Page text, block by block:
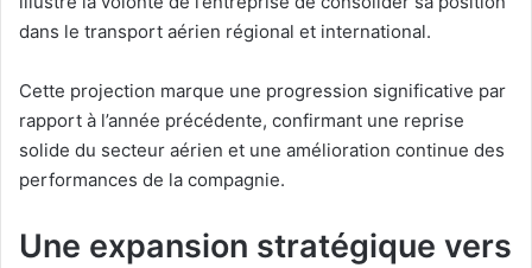
dans le transport aérien régional et international.
Cette projection marque une progression significative par
rapport à l’année précédente, confirmant une reprise
solide du secteur aérien et une amélioration continue des
performances de la compagnie.
Une expansion stratégique vers